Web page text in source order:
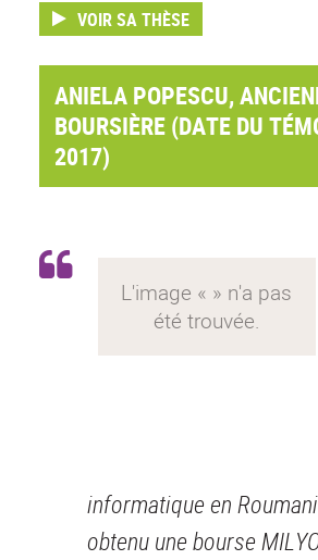
VOIR SA THÈSE
ANIELA POPESCU,
BOURSIÈRE (DATE DU
2017)
informatique en
obtenu une bourse